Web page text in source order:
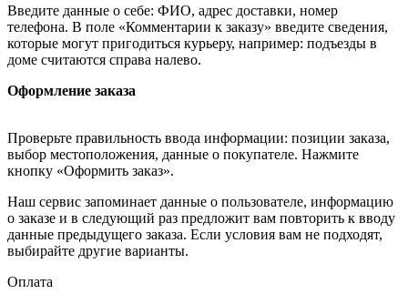
Введите данные о себе: ФИО, адрес доставки, номер
телефона. В поле «Комментарии к заказу» введите сведения,
которые могут пригодиться курьеру, например: подъезды в
доме считаются справа налево.
Оформление заказа
Проверьте правильность ввода информации: позиции заказа,
выбор местоположения, данные о покупателе. Нажмите
кнопку «Оформить заказ».
Наш сервис запоминает данные о пользователе, информацию
о заказе и в следующий раз предложит вам повторить к вводу
данные предыдущего заказа. Если условия вам не подходят,
выбирайте другие варианты.
Оплата